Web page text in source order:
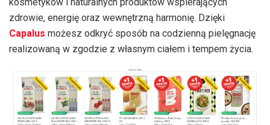
zdrowie, energię oraz wewnętrzną harmonię. Dzięki
Capalus możesz odkryć sposób na codzienną pielęgnację
realizowaną w zgodzie z własnym ciałem i tempem życia.